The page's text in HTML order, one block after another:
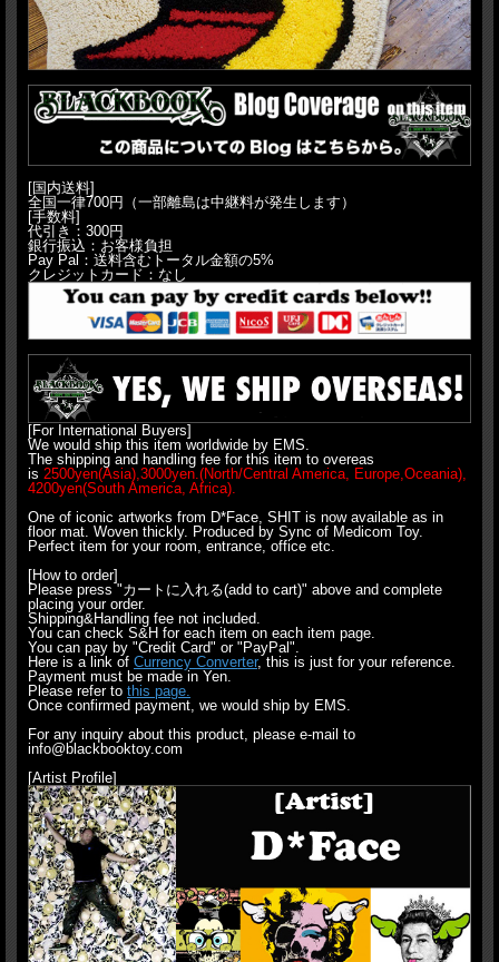
[国内送料]
全国一律700円（一部離島は中継料が発生します）
[手数料]
代引き：300円
銀行振込：お客様負担
Pay Pal：送料含むトータル金額の5%
クレジットカード：なし
[For International Buyers]
We would ship this item worldwide by EMS.
The shipping and handling fee for this item to overeas
is 2500yen(Asia),3000yen.(North/Central America, Europe,Oceania),
4200yen(South America, Africa).
One of iconic artworks from D*Face, SHIT is now available as in
floor mat. Woven thickly. Produced by Sync of Medicom Toy.
Perfect item for your room, entrance, office etc.
[How to order]
Please press "カートに入れる(add to cart)" above and complete
placing your order.
Shipping&Handling fee not included.
You can check S&H for each item on each item page.
You can pay by "Credit Card" or "PayPal".
Here is a link of Currency Converter, this is just for your reference.
Payment must be made in Yen.
Please refer to this page.
Once confirmed payment, we would ship by EMS.
For any inquiry about this product, please e-mail to
info@blackbooktoy.com
[Artist Profile]